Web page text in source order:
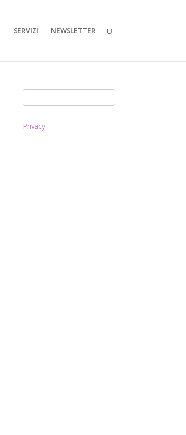
SERVIZI NEWSLETTER
Privacy